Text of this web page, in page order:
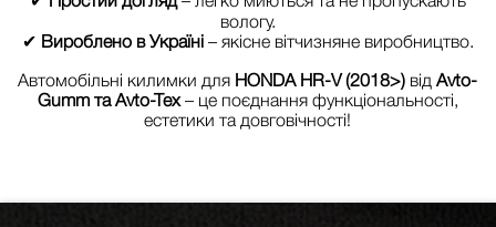
вологу.
✔ Вироблено в Україні– якісне вітчизняне виробництво.
Автомобільні килимки для HONDA HR-V (2018>) відAvto-
Gumm та Avto-Tex– це поєднання функціональності,
естетики та довговічності!